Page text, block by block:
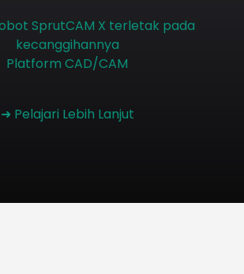
SprutCAM X terletak pada
kecanggihannya
Platform CAD/CAM
➜ Pelajari Lebih Lanjut